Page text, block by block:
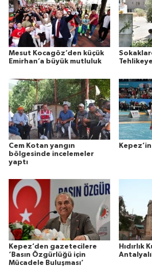
Mesut Kocagöz’den küçük
Emirhan’a büyük mutluluk
Cem Kotan yangın
bölgesinde incelemeler
yaptı
Kepez’den gazetecilere
‘Basın Özgürlüğü için
Mücadele Buluşması’
Hıdırlık